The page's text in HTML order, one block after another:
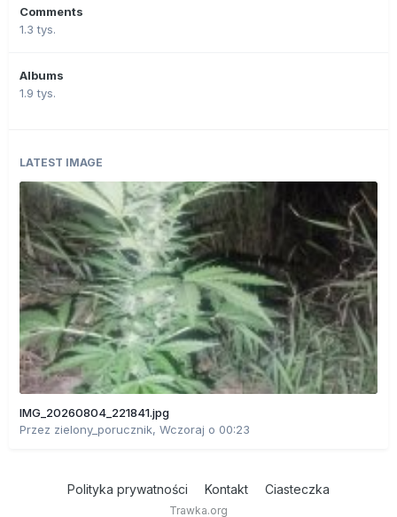
Comments
1.3 tys.
Albums
1.9 tys.
LATEST IMAGE
IMG_20260804_221841.jpg
Przez zielony_porucznik, Wczoraj o 00:23
Polityka prywatności Kontakt Ciasteczka
Trawka.org